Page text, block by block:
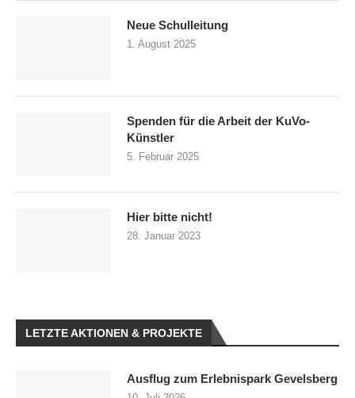
Neue Schulleitung
1. August 2025
Spenden für die Arbeit der KuVo-
Künstler
5. Februar 2025
Hier bitte nicht!
28. Januar 2023
LETZTE AKTIONEN & PROJEKTE
Ausflug zum Erlebnispark Gevelsberg